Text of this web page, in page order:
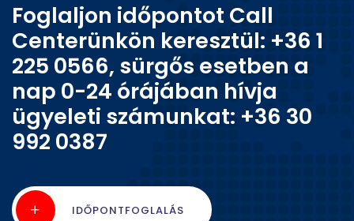
Foglaljon időpontot Call
Centerünkön keresztül: +36 1
225 0566, sürgős esetben a
nap 0-24 órájában hívja
ügyeleti számunkat: +36 30
992 0387
IDŐPONTFOGLALÁS